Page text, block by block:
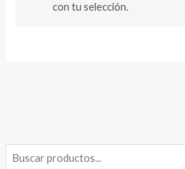
con tu selección.